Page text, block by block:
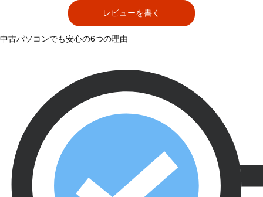
レビューを書く
中古パソコンでも安心の6つの理由